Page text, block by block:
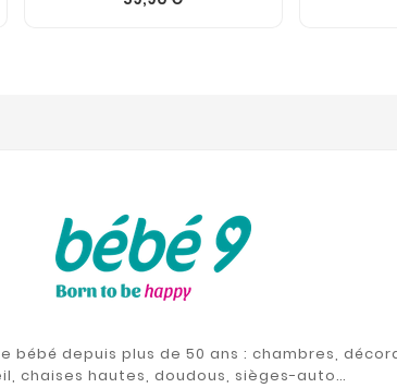
bébé depuis plus de 50 ans : chambres,
chaises hautes, doudous, sièges-auto…